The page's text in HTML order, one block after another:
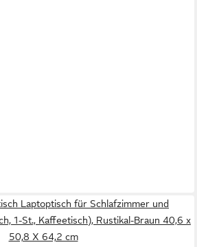
Laptoptisch für Schlafzimmer und
1-St., Kaffeetisch), Rustikal-Braun 40,6 x
50,8 X 64,2 cm